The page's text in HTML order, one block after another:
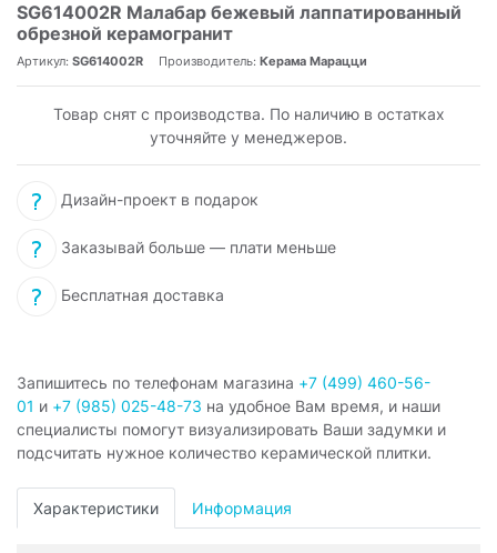
SG614002R Малабар бежевый лаппатированный
обрезной керамогранит
Артикул: SG614002R Производитель: Керама Марацци
Товар снят с производства. По наличию в остатках
уточняйте у менеджеров.
Дизайн-проект в подарок
Заказывай больше — плати меньше
Бесплатная доставка
Запишитесь по телефонам магазина +7 (499) 460-56-
01 и +7 (985) 025-48-73 на удобное Вам время, и наши
специалисты помогут визуализировать Ваши задумки и
подсчитать нужное количество керамической плитки.
Характеристики Информация